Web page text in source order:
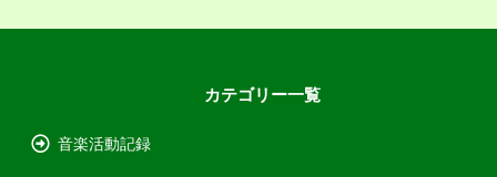
カテゴリー一覧
音楽活動記録